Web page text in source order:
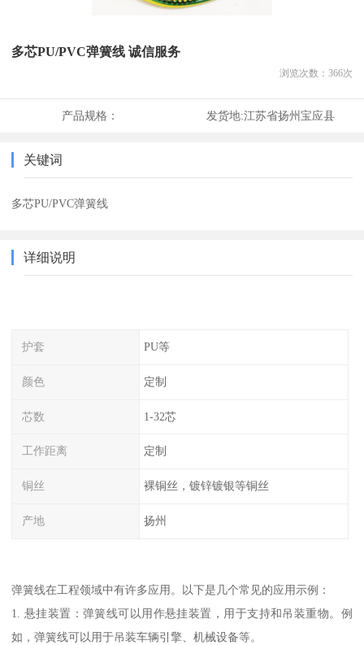
多芯PU/PVC弹簧线 诚信服务
浏览次数： 366次
产品规格： 发货地:江苏省扬州宝应县
关键词
多芯PU/PVC弹簧线
详细说明
护套 PU等
颜色 定制
芯数 1-32芯
工作距离 定制
铜丝 裸铜丝，镀锌镀银等铜丝
产地 扬州
弹簧线在工程领域中有许多应用。以下是几个常见的应用示例：
1. 悬挂装置：弹簧线可以用作悬挂装置，用于支持和吊装重物。例
如，弹簧线可以用于吊装车辆引擎、机械设备等。